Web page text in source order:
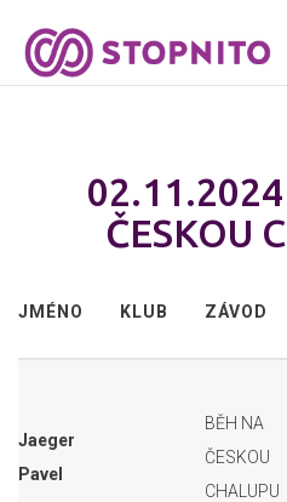
ČESKOU
JMÉNO KLUB ZÁVOD
Jaeger
Pavel
BĚH NA
ČESKOU
CHALUPU